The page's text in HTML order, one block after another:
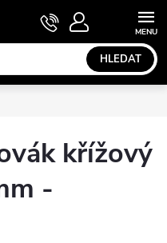
HLEDAT
NÁKUPNÍ
KOŠÍK
křížový
-